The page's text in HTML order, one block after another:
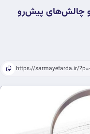
و چالش‌های پیش‌رو